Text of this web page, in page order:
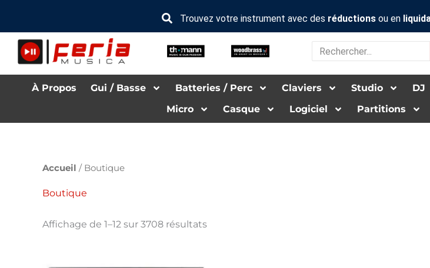
contenu
Trouvez votre instrument avec des réductions ou en
Rechercher
À Propos Gui­ / Basse Bat­te­ries / Per­c Claviers Studio DJ
Mi­cro­
Casque Logiciel Par­ti­tions
Accueil / Boutique
Boutique
Affichage de 1–12 sur 3708 résultats